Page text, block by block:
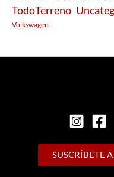
TodoTerreno
Volkswagen
SUSCRÍBETE